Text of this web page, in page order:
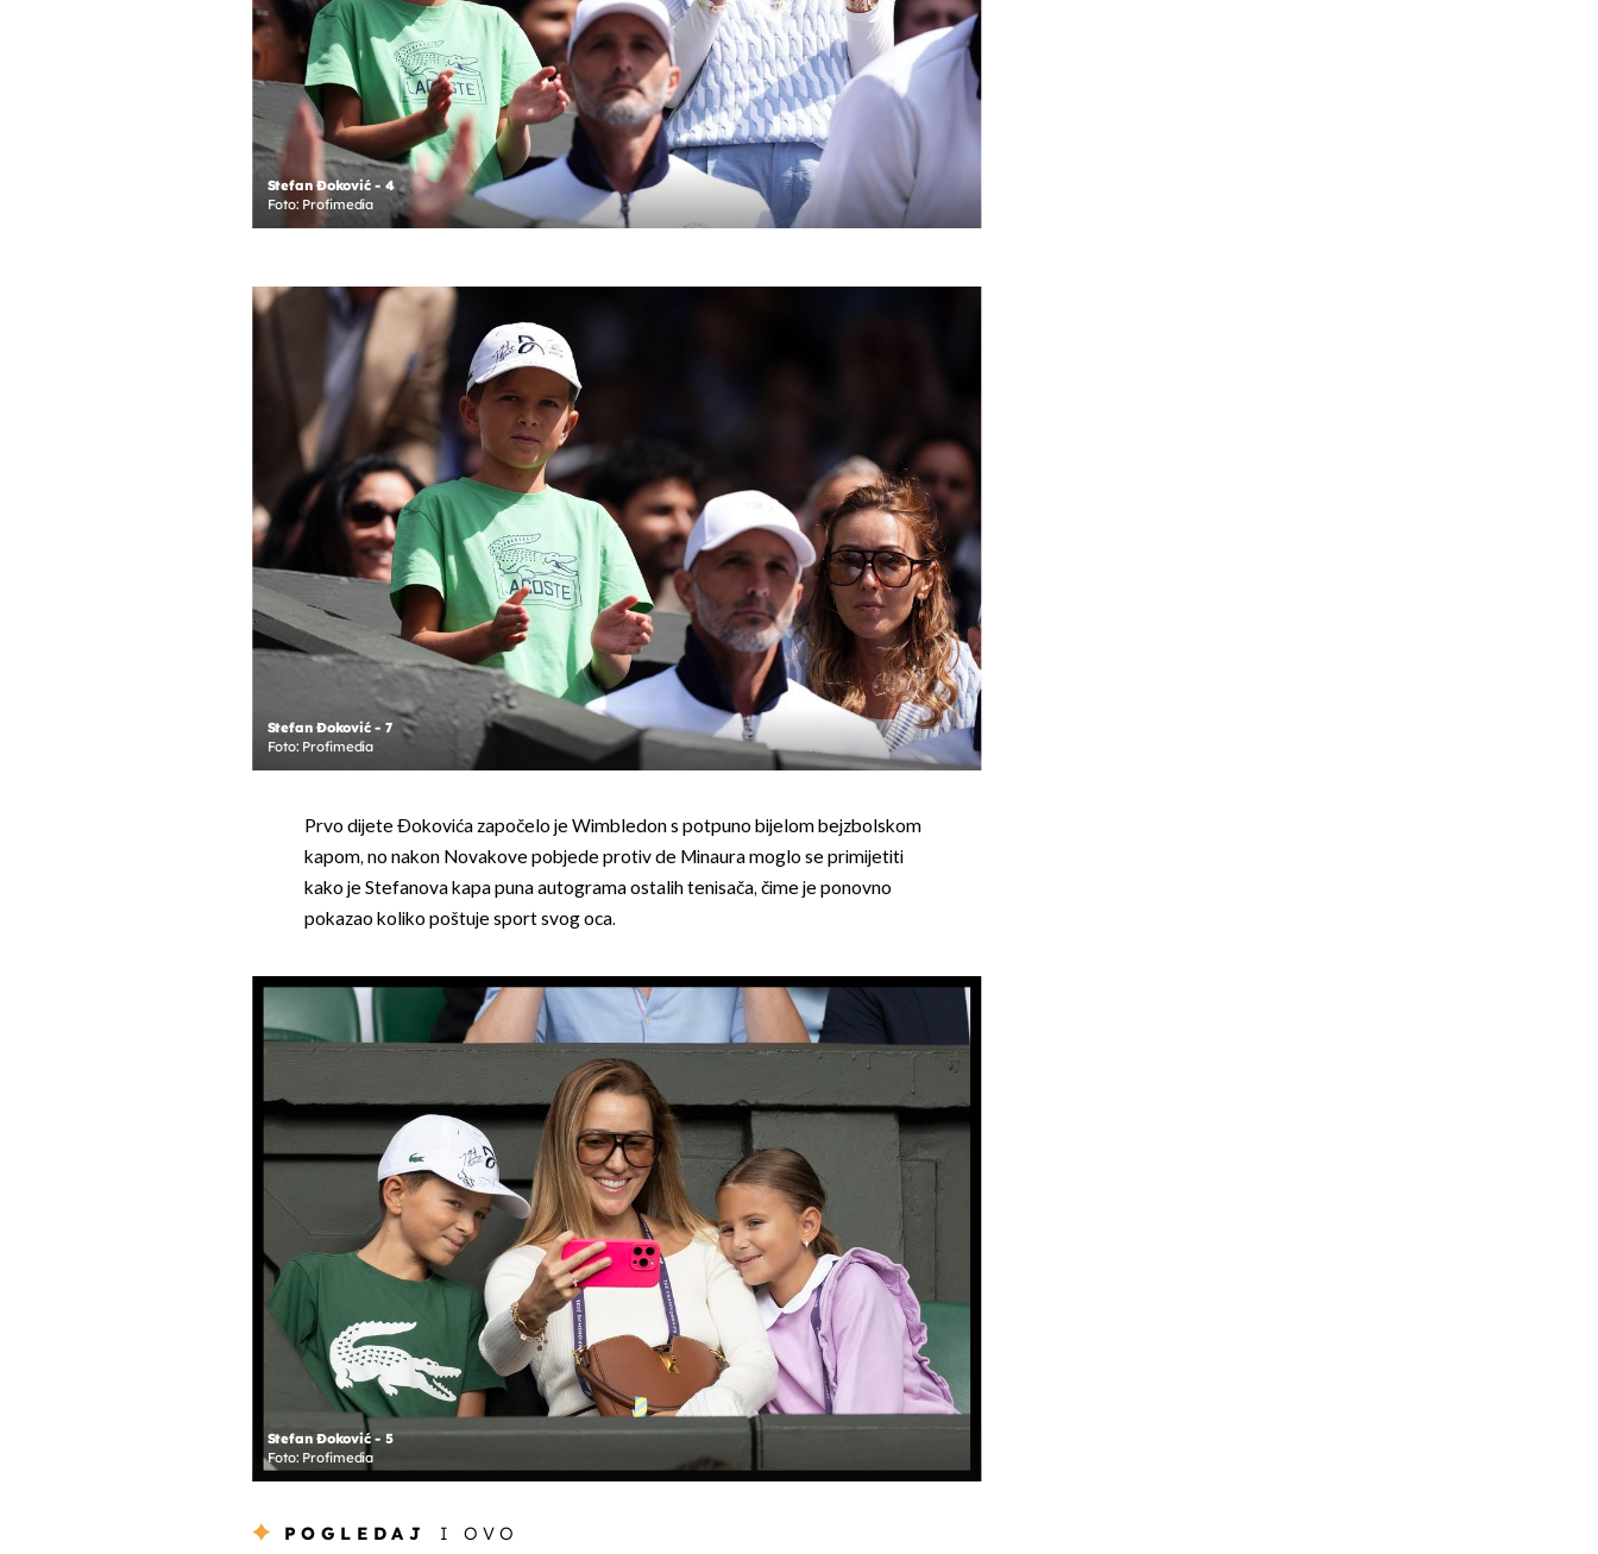
Stefan Đoković - 4
Foto: Profimedia
Stefan Đoković - 7
Foto: Profimedia
Prvo dijete Đokovića započelo je Wimbledon s potpuno bijelom bejzbolskom
kapom, no nakon Novakove pobjede protiv de Minaura moglo se primijetiti
kako je Stefanova kapa puna autograma ostalih tenisača, čime je ponovno
pokazao koliko poštuje sport svog oca.
Stefan Đoković - 5
Foto: Profimedia
POGLEDAJ I OVO
OMOGUĆI OBAVIJESTI